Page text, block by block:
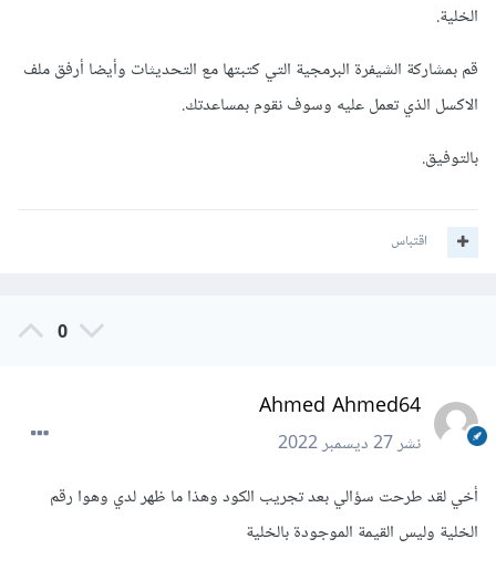
الخلية.
قم بمشاركة الشيفرة البرمجية التي كتبتها مع التحديثات وأيضا أرفق ملف
الاكسل الذي تعمل عليه وسوف نقوم بمساعدتك.
بالتوفيق.
اقتباس
0
Ahmed Ahmed64
نشر27 ديسمبر 2022
أخي لقد طرحت سؤالي بعد تجريب الكود وهذا ما ظهر لدي وهوا رقم
الخلية وليس القيمة الموجودة بالخلية